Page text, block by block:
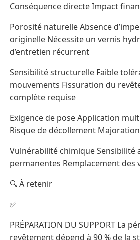
Conséquence directe Impact
Porosité naturelle Absence
originelle Nécessite un vernis
d’entretien récurrent
Sensibilité structurelle Faible
mouvements Fissuration du
complète requise
Exigence de pose Application
Risque de décollement
Vulnérabilité chimique Sensibilité
permanentes Remplacement des
🔍 À retenir
✅
PRÉPARATION DU SUPPORT La
revêtement dépend à 90 % de la